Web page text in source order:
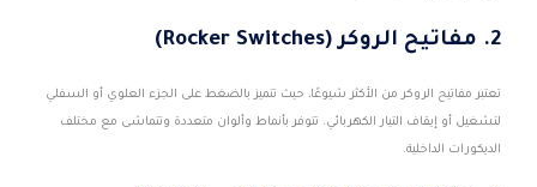
2. مفاتيح الروكر (Rocker Switches)
تعتبر مفاتيح الروكر من الأكثر شيوعًا، حيث تتميز بالضغط على الجزء العلوي أو السفلي
لتشغيل أو إيقاف التيار الكهربائي. تتوفر بأنماط وألوان متعددة وتتماشى مع مختلف
الديكورات الداخلية.